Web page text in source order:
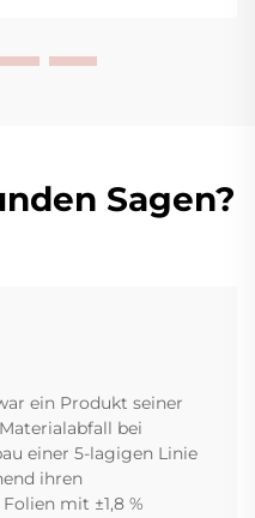
Sagen?
ein Produkt seiner
bei
einer 5-lagigen Linie
ihren
mit ±1,8 %